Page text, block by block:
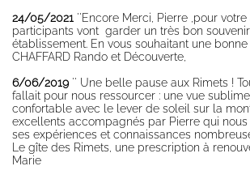
Séminaire
entreprise,
chalet privatif,
journée
d'études
Séminaire
d'entreprise,
coaching pro,
réunions de
travail
24/05/2021 ''Encore Merci, Pierre ,pour
participants vont garder un très bon
établissement. En vous souhaitant une
CHAFFARD Rando et Découverte,
6/06/2019 '' Une belle pause aux Rimets !
fallait pour nous ressourcer : une vue
confortable avec le lever de soleil sur la
excellents accompagnés par Pierre qui
ses expériences et connaissances
Le gîte des Rimets, une prescription à
Marie